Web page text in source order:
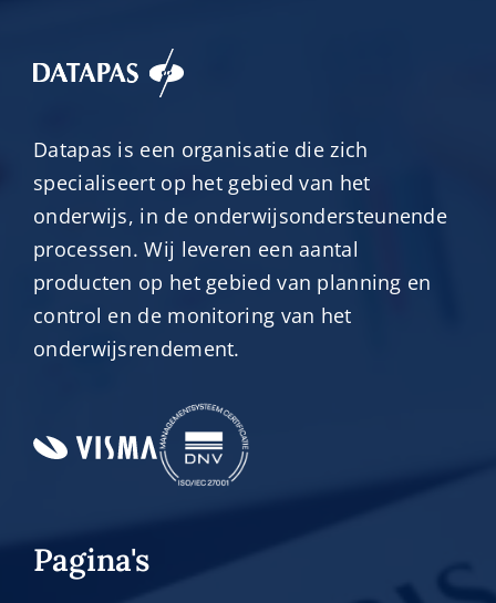
Datapas is een organisatie die zich
specialiseert op het gebied van het
onderwijs, in de onderwijsondersteunende
processen. Wij leveren een aantal
producten op het gebied van planning en
control en de monitoring van het
onderwijsrendement.
Pagina's